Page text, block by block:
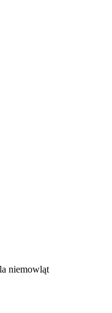
jest do godziny
obiektu posługuje
niemowląt